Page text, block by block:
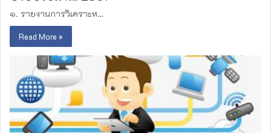
๑. รายงานการวิเคราะห…
Read More »